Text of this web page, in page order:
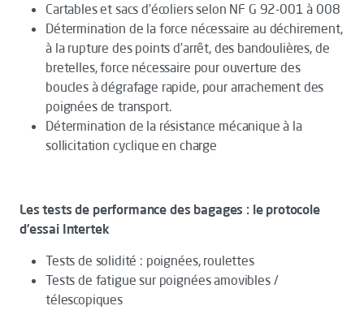
Cartables et sacs d’écoliers selon NF G 92-001 à 008
Détermination de la force nécessaire au déchirement,
à la rupture des points d’arrêt, des bandoulières, de
bretelles, force nécessaire pour ouverture des
boucles à dégrafage rapide, pour arrachement des
poignées de transport.
Détermination de la résistance mécanique à la
sollicitation cyclique en charge
Les tests de performance des bagages : le protocole
d’essai Intertek
Tests de solidité : poignées, roulettes
Tests de fatigue sur poignées amovibles /
télescopiques